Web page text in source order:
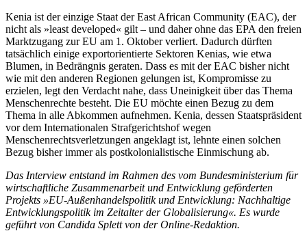
Kenia ist der einzige Staat der East African Community (EAC), der
nicht als »least developed« gilt – und daher ohne das EPA den freien
Marktzugang zur EU am 1. Oktober verliert. Dadurch dürften
tatsächlich einige exportorientierte Sektoren Kenias, wie etwa
Blumen, in Bedrängnis geraten. Dass es mit der EAC bisher nicht
wie mit den anderen Regionen gelungen ist, Kompromisse zu
erzielen, legt den Verdacht nahe, dass Uneinigkeit über das Thema
Menschenrechte besteht. Die EU möchte einen Bezug zu dem
Thema in alle Abkommen aufnehmen. Kenia, dessen Staatspräsident
vor dem Internationalen Strafgerichtshof wegen
Menschenrechtsverletzungen angeklagt ist, lehnte einen solchen
Bezug bisher immer als postkolonialistische Einmischung ab.
Das Interview entstand im Rahmen des vom Bundesministerium für
wirtschaftliche Zusammenarbeit und Entwicklung geförderten
Projekts »EU-Außenhandelspolitik und Entwicklung: Nachhaltige
Entwicklungspolitik im Zeitalter der Globalisierung«. Es wurde
geführt von Candida Splett von der Online-Redaktion.